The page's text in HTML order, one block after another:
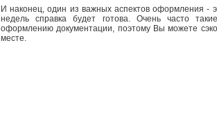
И наконец, один из важных аспектов оформления -
недель справка будет готова. Очень часто
оформлению документации, поэтому Вы можете
месте.